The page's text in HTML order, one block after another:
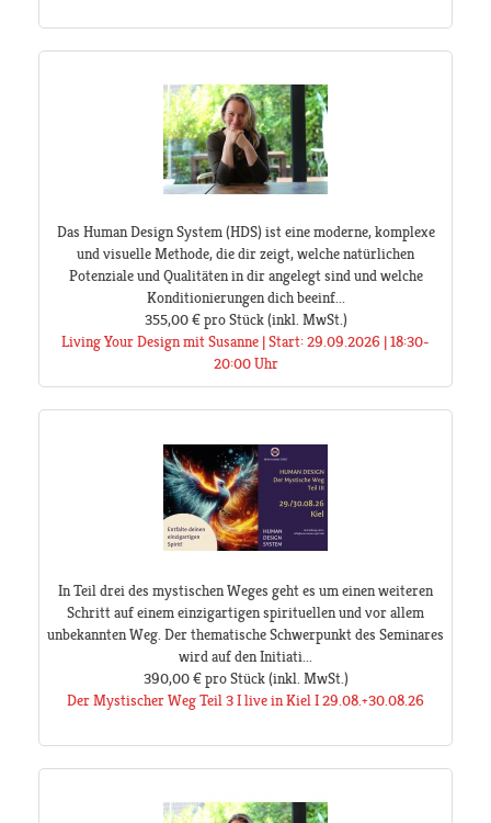
Das Human Design System (HDS) ist eine moderne, komplexe
und visuelle Methode, die dir zeigt, welche natürlichen
Potenziale und Qualitäten in dir angelegt sind und welche
Konditionierungen dich beeinf...
355,00 € pro Stück(inkl. MwSt.)
Living Your Design mit Susanne | Start: 29.09.2026 | 18:30-
20:00 Uhr
In Teil drei des mystischen Weges geht es um einen weiteren
Schritt auf einem einzigartigen spirituellen und vor allem
unbekannten Weg. Der thematische Schwerpunkt des Seminares
wird auf den Initiati...
390,00 € pro Stück(inkl. MwSt.)
Der Mystischer Weg Teil 3 I live in Kiel I 29.08.+30.08.26